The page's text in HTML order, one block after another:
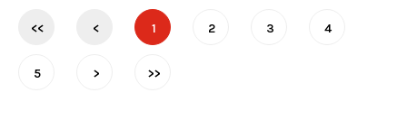
<< < 1 2 3 4
5 > >>